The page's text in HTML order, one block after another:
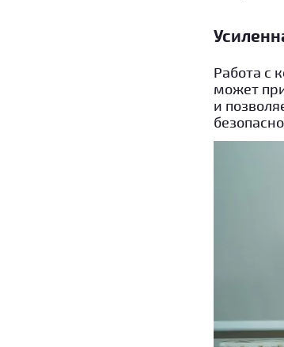
Работа с
может
и